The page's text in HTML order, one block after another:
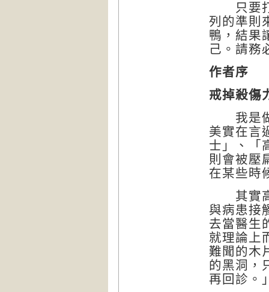
只要打
列的準則
鴨，結果
己。請務
作者序
戒掉殺傷
我是做
美實在言
士」、「
則會被壓
在某些時
其實高
與病患接
去當醫生
就理論上
難聞的木
的黑洞，
再回診。